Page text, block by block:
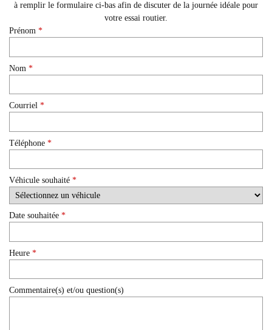
à remplir le formulaire ci-bas afin de discuter de la journée idéale pour
votre essai routier.
Prénom *
Nom *
Courriel *
Téléphone *
Véhicule souhaité *
Date souhaitée *
Heure *
Commentaire(s) et/ou question(s)